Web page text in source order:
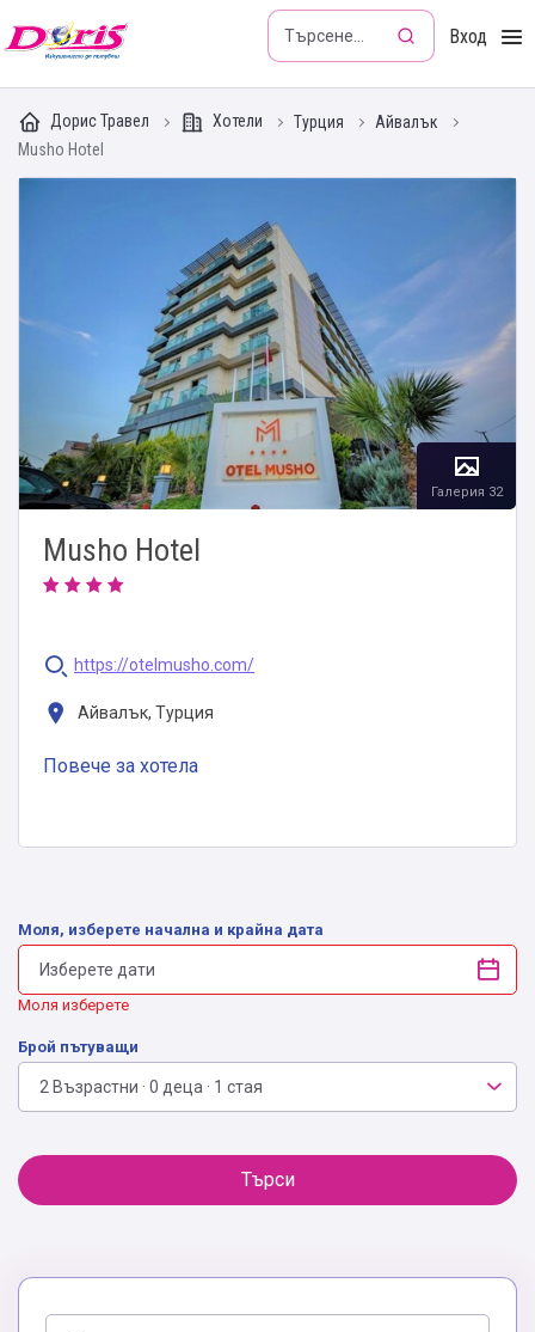
Doris - Изкушението да пътуваш Вход
Дорис Травел Хотели Турция
Айвалък
Musho Hotel
Musho Hotel
https://otelmusho.com/
Айвалък, Турция
Повече за хотела
Галерия 32
Моля, изберете начална и крайна дата
Моля изберете
Брой пътуващи
2 Възрастни · 0 деца · 1 стая
Търси